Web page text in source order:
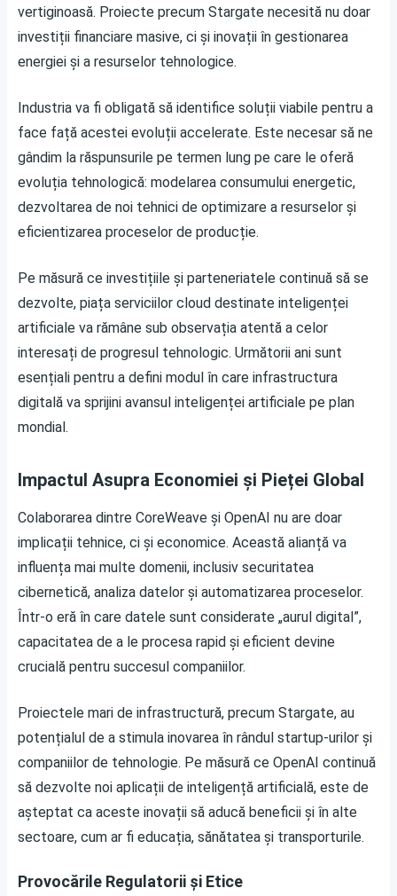
vertiginoasă. Proiecte precum Stargate necesită nu doar
investiții financiare masive, ci și inovații în gestionarea
energiei și a resurselor tehnologice.
Industria va fi obligată să identifice soluții viabile pentru a
face față acestei evoluții accelerate. Este necesar să ne
gândim la răspunsurile pe termen lung pe care le oferă
evoluția tehnologică: modelarea consumului energetic,
dezvoltarea de noi tehnici de optimizare a resurselor și
eficientizarea proceselor de producție.
Pe măsură ce investițiile și parteneriatele continuă să se
dezvolte, piața serviciilor cloud destinate inteligenței
artificiale va rămâne sub observația atentă a celor
interesați de progresul tehnologic. Următorii ani sunt
esențiali pentru a defini modul în care infrastructura
digitală va sprijini avansul inteligenței artificiale pe plan
mondial.
Impactul Asupra Economiei și Pieței Global
Colaborarea dintre CoreWeave și OpenAI nu are doar
implicații tehnice, ci și economice. Această alianță va
influența mai multe domenii, inclusiv securitatea
cibernetică, analiza datelor și automatizarea proceselor.
Într-o eră în care datele sunt considerate „aurul digital”,
capacitatea de a le procesa rapid și eficient devine
crucială pentru succesul companiilor.
Proiectele mari de infrastructură, precum Stargate, au
potențialul de a stimula inovarea în rândul startup-urilor și
companiilor de tehnologie. Pe măsură ce OpenAI continuă
să dezvolte noi aplicații de inteligență artificială, este de
așteptat ca aceste inovații să aducă beneficii și în alte
sectoare, cum ar fi educația, sănătatea și transporturile.
Provocările Regulatorii și Etice